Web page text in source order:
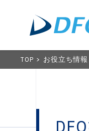
TOP お役立ち情報